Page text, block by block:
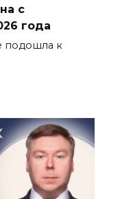
с
года
подошла к